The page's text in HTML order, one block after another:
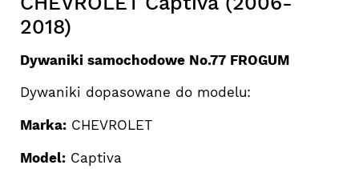
2018)
Dywaniki samochodowe No.77 FROGUM
Dywaniki dopasowane do modelu:
Marka: CHEVROLET
Model: Captiva